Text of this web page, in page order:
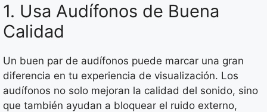
1. Usa Audífonos de Buena
Calidad
Un buen par de audífonos puede marcar una gran
diferencia en tu experiencia de visualización. Los
audífonos no solo mejoran la calidad del sonido, sino
que también ayudan a bloquear el ruido externo,